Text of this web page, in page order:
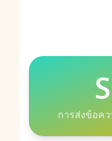
การส่งข้อค